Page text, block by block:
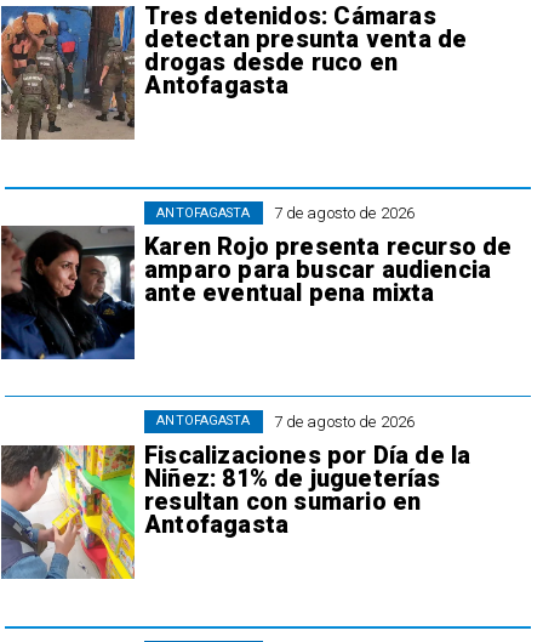
Tres detenidos: Cámaras
detectan presunta venta de
drogas desde ruco en
Antofagasta
7 de agosto de 2026
Karen Rojo presenta recurso de
amparo para buscar audiencia
ante eventual pena mixta
ANTOFAGASTA
7 de agosto de 2026
Fiscalizaciones por Día de la
Niñez: 81% de jugueterías
resultan con sumario en
Antofagasta
ANTOFAGASTA